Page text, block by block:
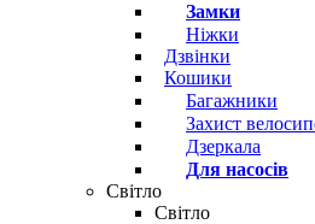
Замки
Ніжки
Дзвінки
Кошики
Багажники
Захист
Дзеркала
Для насосів
Світло
Світло